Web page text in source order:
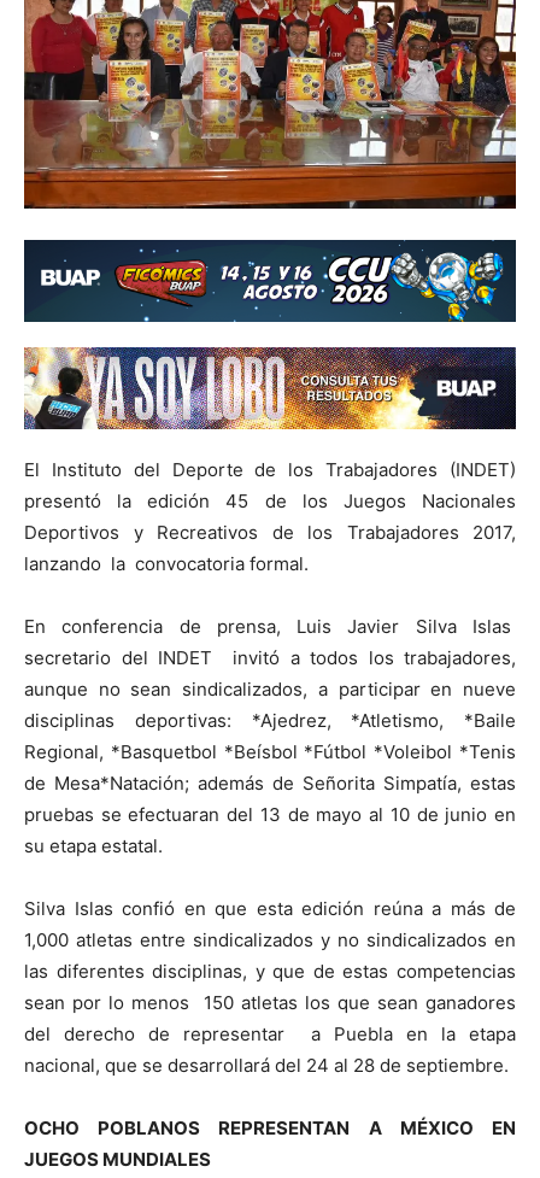
El Instituto del Deporte de los Trabajadores (INDET)
presentó la edición 45 de los Juegos Nacionales
Deportivos y Recreativos de los Trabajadores 2017,
lanzando la convocatoria formal.
En conferencia de prensa, Luis Javier Silva Islas
secretario del INDET invitó a todos los trabajadores,
aunque no sean sindicalizados, a participar en nueve
disciplinas deportivas: *Ajedrez, *Atletismo, *Baile
Regional, *Basquetbol *Beísbol *Fútbol *Voleibol *Tenis
de Mesa*Natación; además de Señorita Simpatía, estas
pruebas se efectuaran del 13 de mayo al 10 de junio en
su etapa estatal.
Silva Islas confió en que esta edición reúna a más de
1,000 atletas entre sindicalizados y no sindicalizados en
las diferentes disciplinas, y que de estas competencias
sean por lo menos 150 atletas los que sean ganadores
del derecho de representar a Puebla en la etapa
nacional, que se desarrollará del 24 al 28 de septiembre.
OCHO POBLANOS REPRESENTAN A MÉXICO EN
JUEGOS MUNDIALES